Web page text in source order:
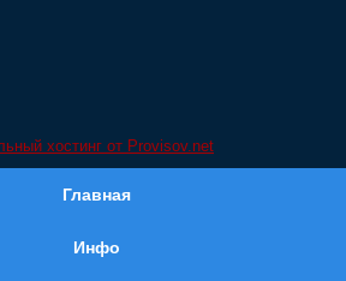
Главная
Инфо